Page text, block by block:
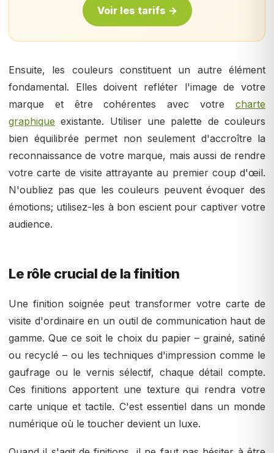
Voir les tarifs →
Ensuite, les couleurs constituent un autre élément
fondamental. Elles doivent refléter l'image de votre
marque et être cohérentes avec votre charte
graphique existante. Utiliser une palette de couleurs
bien équilibrée permet non seulement d'accroître la
reconnaissance de votre marque, mais aussi de rendre
votre carte de visite attrayante au premier coup d'œil.
N'oubliez pas que les couleurs peuvent évoquer des
émotions; utilisez-les à bon escient pour captiver votre
audience.
Le rôle crucial de la finition
Une finition soignée peut transformer votre carte de
visite d'ordinaire en un outil de communication haut de
gamme. Que ce soit le choix du papier – grainé, satiné
ou recyclé – ou les techniques d'impression comme le
gaufrage ou le vernis sélectif, chaque détail compte.
Ces finitions apportent une texture qui rendra votre
carte unique et tactile. C'est essentiel dans un monde
numérique où le toucher devient un luxe.